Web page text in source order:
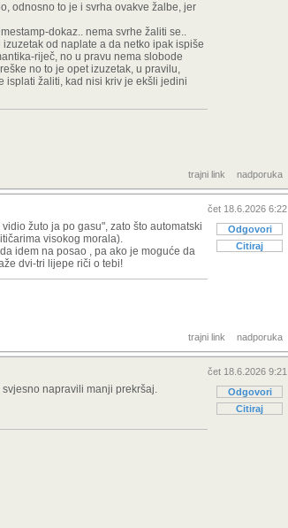
odnosno to je i svrha ovakve žalbe, jer
dokaz.. nema svrhe žaliti se..
od naplate a da netko ipak ispiše
riječ, no u pravu nema slobode
no to je opet izuzetak, u pravilu,
isplati žaliti, kad nisi kriv je ekšli jedini
trajni link nadporuka
čet 18.6.2026 6:22
Odgovori
Citiraj
žuto ja po gasu", zato što automatski
visokog morala).
idem na posao , pa ako je moguće da
dvi-tri lijepe riči o tebi!
trajni link nadporuka
čet 18.6.2026 9:21
Odgovori
Citiraj
napravili manji prekršaj.